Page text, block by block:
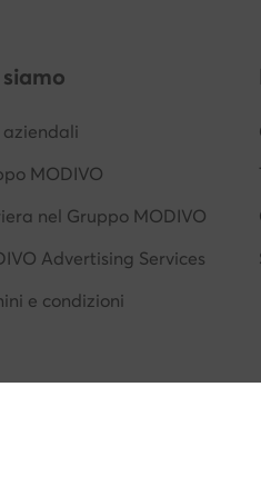
MODIVO
nel Gruppo MODIVO
Advertising Services
e condizioni